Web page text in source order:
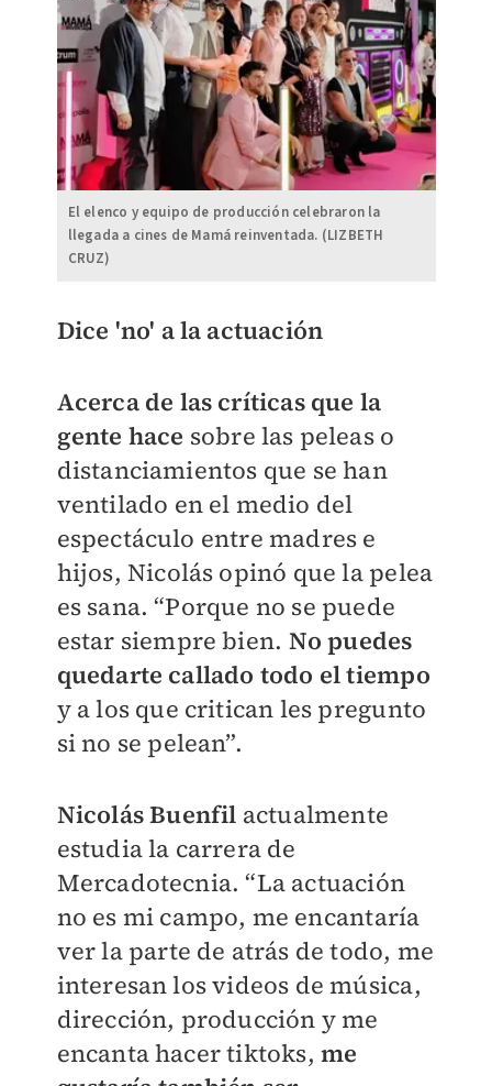
El elenco y equipo de producción celebraron la
llegada a cines de Mamá reinventada. (LIZBETH
CRUZ)
Dice 'no' a la actuación
Acerca de las críticas que la
gente hace sobre las peleas o
distanciamientos que se han
ventilado en el medio del
espectáculo entre madres e
hijos, Nicolás opinó que la pelea
es sana. “Porque no se puede
estar siempre bien. No puedes
quedarte callado todo el tiempo
y a los que critican les pregunto
si no se pelean”.
Nicolás Buenfil actualmente
estudia la carrera de
Mercadotecnia. “La actuación
no es mi campo, me encantaría
ver la parte de atrás de todo, me
interesan los videos de música,
dirección, producción y me
encanta hacer tiktoks,me